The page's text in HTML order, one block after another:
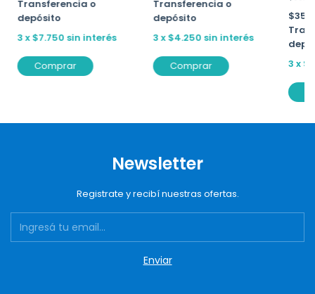
Transferencia o
depósito
3 x$7.750 sin interés
Comprar
Transferencia o
depósito
3x$4.250 sin interés
Comprar
3 x
Newsletter
Registrate y recibí nuestras ofertas.